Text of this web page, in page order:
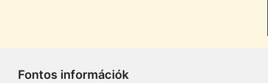
Fontos információk